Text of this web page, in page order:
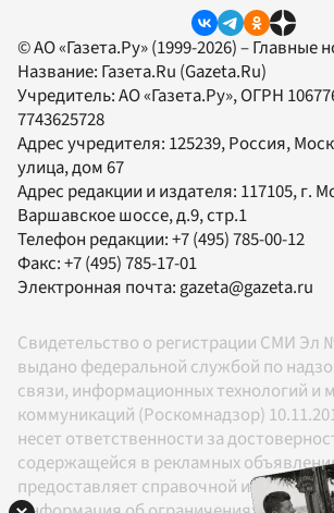
© АО «Газета.Ру» (1999-2026) – Главные
Название: Газета.Ru (Gazeta.Ru)
Учредитель:АО «Газета.Ру», ОГРН
7743625728
Адрес учредителя: 125239, Россия,
улица, дом 67
Адрес редакции и издателя: 117105, г.
Варшавское шоссе, д.9, стр.1
Телефон редакции:+7 (495) 785-00-12
Факс:+7 (495) 785-17-01
Электронная почта:gazeta@gazeta.ru
Свидетельство о регистрации СМИ Эл
выдано федеральной службой по
связи, информационных технологий и
коммуникаций (Роскомнадзор)
несет ответственности за
содержащейся в рекламных
предоставляет справочной